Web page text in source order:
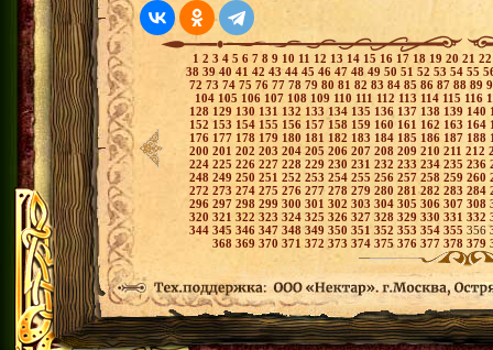
1 2 3 4 5 6 7 8 9 10 11 12 13 14 15 16 17 18 19 20 21
38 39 40 41 42 43 44 45 46 47 48 49 50 51 52 53 54 55
72 73 74 75 76 77 78 79 80 81 82 83 84 85 86 87 88 89
104 105 106 107 108 109 110 111 112 113 114 115 116
128 129 130 131 132 133 134 135 136 137 138 139 140
152 153 154 155 156 157 158 159 160 161 162 163 164
176 177 178 179 180 181 182 183 184 185 186 187 188
200 201 202 203 204 205 206 207 208 209 210 211 212
224 225 226 227 228 229 230 231 232 233 234 235 236
248 249 250 251 252 253 254 255 256 257 258 259 260
272 273 274 275 276 277 278 279 280 281282 283 284
296 297 298 299 300 301 302 303 304 305 306 307 308
320 321 322 323 324 325 326 327 328 329 330 331 332
344 345 346 347 348 349 350 351 352 353 354 355 356
368 369 370 371 372 373 374 375 376 377 378 379